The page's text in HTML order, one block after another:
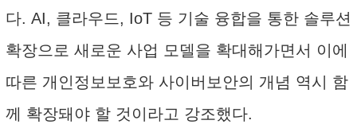
다. AI, 클라우드, IoT 등 기술 융합을 통한 솔루션
확장으로 새로운 사업 모델을 확대해가면서 이에
따른 개인정보보호와 사이버보안의 개념 역시 함
께 확장돼야 할 것이라고 강조했다.